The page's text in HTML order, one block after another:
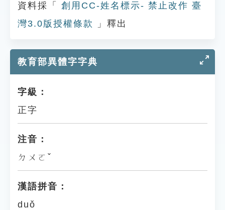
資料採「
創用CC-姓名標示- 禁止改作 臺
灣3.0版授權條款
」釋出
教育部異體字字典
字級：
正字
注音：
ㄉㄨㄛˇ
漢語拼音：
duǒ